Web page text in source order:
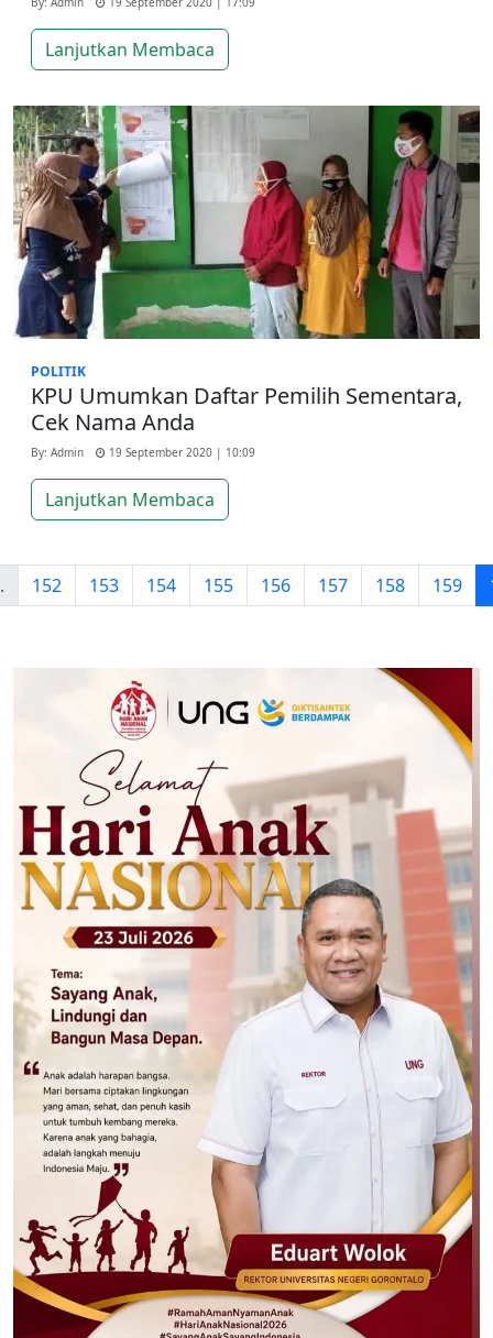
Lanjutkan Membaca
POLITIK
KPU Umumkan Daftar Pemilih Sementara,
Cek Nama Anda
By: Admin 19 September 2020 | 10:09
Lanjutkan Membaca
152 153 154 155 156 157 158 159